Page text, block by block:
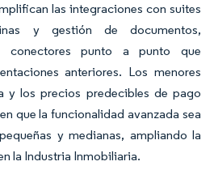
las integraciones con suites
y gestión de documentos,
conectores punto a punto que
anteriores. Los menores
y los precios predecibles de pago
que la funcionalidad avanzada sea
y medianas, ampliando la
la Industria Inmobiliaria.